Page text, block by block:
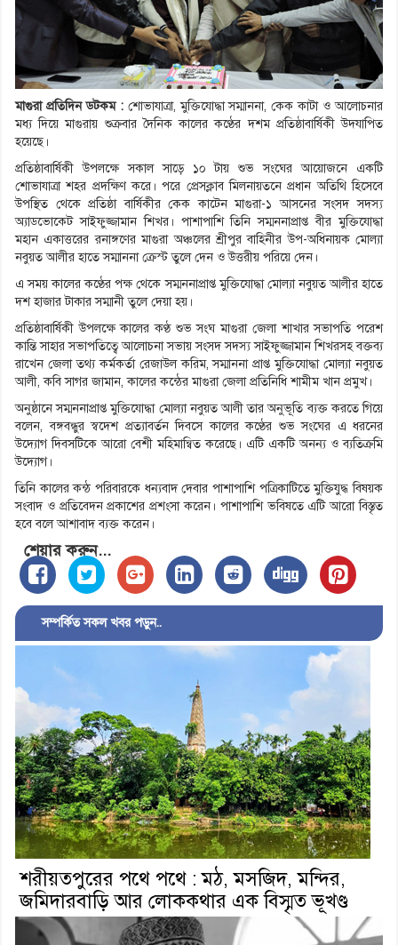
মাগুরা প্রতিদিন ডটকম :শোভাযাত্রা, মুক্তিযোদ্ধা সম্মাননা, কেক কাটা ও আলোচনার
মধ্য দিয়ে মাগুরায় শুক্রবার দৈনিক কালের কণ্ঠের দশম প্রতিষ্ঠাবার্ষিকী উদযাপিত
হয়েছে।
প্রতিষ্ঠাবার্ষিকী উপলক্ষে সকাল সাড়ে ১০ টায় শুভ সংঘের আয়োজনে একটি
শোভাযাত্রা শহর প্রদক্ষিণ করে। পরে প্রেসক্লাব মিলনায়তনে প্রধান অতিথি হিসেবে
উপস্থিত থেকে প্রতিষ্ঠা বার্ষিকীর কেক কাটেন মাগুরা-১ আসনের সংসদ সদস্য
অ্যাডভোকেট সাইফুজ্জামান শিখর। পাশাপাশি তিনি সম্মননাপ্রাপ্ত বীর মুক্তিযোদ্ধা
মহান একাত্তরের রনাঙ্গণের মাগুরা অঞ্চলের শ্রীপুর বাহিনীর উপ-অধিনায়ক মোল্যা
নবুয়ত আলীর হাতে সম্মাননা ক্রেস্ট তুলে দেন ও উত্তরীয় পরিয়ে দেন।
এ সময় কালের কণ্ঠের পক্ষ থেকে সম্মননাপ্রাপ্ত মুক্তিযোদ্ধা মোল্যা নবুয়ত আলীর হাতে
দশ হাজার টাকার সম্মানী তুলে দেয়া হয়।
প্রতিষ্ঠাবার্ষিকী উপলক্ষে কালের কণ্ঠ শুভ সংঘ মাগুরা জেলা শাখার সভাপতি পরেশ
কান্তি সাহার সভাপতিত্বে আলোচনা সভায় সংসদ সদস্য সাইফুজ্জামান শিখরসহ বক্তব্য
রাখেন জেলা তথ্য কর্মকর্তা রেজাউল করিম, সম্মাননা প্রাপ্ত মুক্তিযোদ্ধা মোল্যা নবুয়ত
আলী, কবি সাগর জামান, কালের কন্ঠের মাগুরা জেলা প্রতিনিধি শামীম খান প্রমুখ।
অনুষ্ঠানে সম্মননাপ্রাপ্ত মুক্তিযোদ্ধা মোল্যা নবুয়ত আলী তার অনুভূতি ব্যক্ত করতে গিয়ে
বলেন, বঙ্গবন্ধুর স্বদেশ প্রত্যাবর্তন দিবসে কালের কণ্ঠের শুভ সংঘের এ ধরনের
উদ্যোগ দিবসটিকে আরো বেশী মহিমান্বিত করেছে। এটি একটি অনন্য ও ব্যতিক্রমি
উদ্যোগ।
তিনি কালের কন্ঠ পরিবারকে ধন্যবাদ দেবার পাশাপাশি পত্রিকাটিতে মুক্তিযুদ্ধ বিষয়ক
সংবাদ ও প্রতিবেদন প্রকাশের প্রশংসা করেন। পাশাপাশি ভবিষতে এটি আরো বিস্তৃত
হবে বলে আশাবাদ ব্যক্ত করেন।
শেয়ার করুন...
সম্পর্কিত সকল খবর পড়ুন..
শরীয়তপুরের পথে পথে : মঠ, মসজিদ, মন্দির,
জমিদারবাড়ি আর লোককথার এক বিস্মৃত ভূখণ্ড